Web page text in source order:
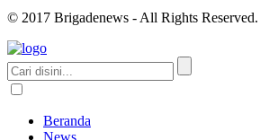
© 2017 Brigadenews - All Rights Reserved.
Beranda
News